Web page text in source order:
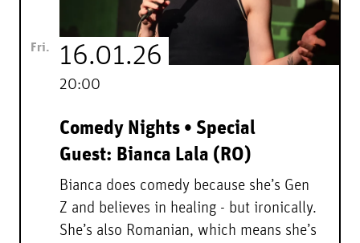
Fri. 16.01.26
20:00
Comedy Nights • Special
Guest: Bianca Lala (RO)
Bianca does comedy because she’s Gen
Z and believes in healing - but ironically.
She’s also Romanian, which means she’s